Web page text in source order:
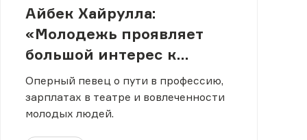
Айбек Хайрулла:
«Молодежь проявляет
большой интерес к
классическому
искусству»
Оперный певец о пути в профессию,
зарплатах в театре и вовлеченности
молодых людей.